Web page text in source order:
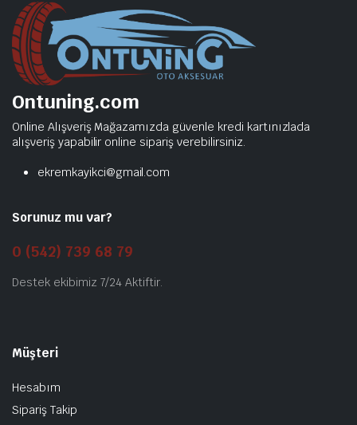
Ontuning.com
Online Alışveriş Mağazamızda güvenle kredi kartınızlada
alışveriş yapabilir online sipariş verebilirsiniz.
ekremkayikci@gmail.com
Sorunuz mu var?
0 (542) 739 68 79
Destek ekibimiz 7/24 Aktiftir.
Müşteri
Hesabım
Sipariş Takip